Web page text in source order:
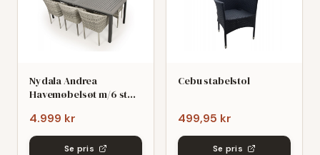
Nydala Andrea
Havemøbelsøt m/6 stole
grø
4.999 kr
Se pris
Cebu stabelstol
499,95 kr
Se pris